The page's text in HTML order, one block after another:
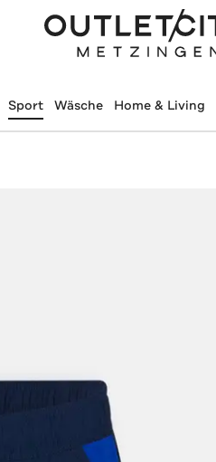
Sport Wäsche Home & Living